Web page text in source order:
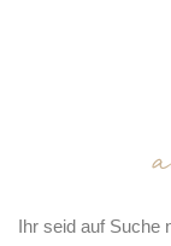
Ihr seid auf Suche